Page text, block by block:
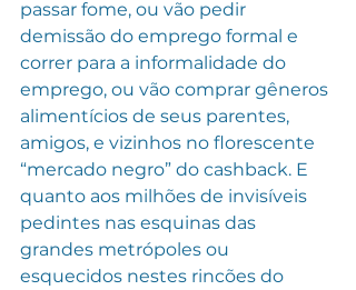
passar fome, ou vão pedir
demissão do emprego formal e
correr para a informalidade do
emprego, ou vão comprar gêneros
alimentícios de seus parentes,
amigos, e vizinhos no florescente
“mercado negro” do cashback. E
quanto aos milhões de invisíveis
pedintes nas esquinas das
grandes metrópoles ou
esquecidos nestes rincões do